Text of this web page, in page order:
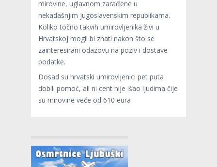
mirovine, uglavnom zarađene u
nekadašnjim jugoslavenskim republikama.
Koliko točno takvih umirovljenika živi u
Hrvatskoj mogli bi znati nakon što se
zainteresirani odazovu na poziv i dostave
podatke.
Dosad su hrvatski umirovljenici pet puta
dobili pomoć, ali ni cent nije išao ljudima čije
su mirovine veće od 610 eura